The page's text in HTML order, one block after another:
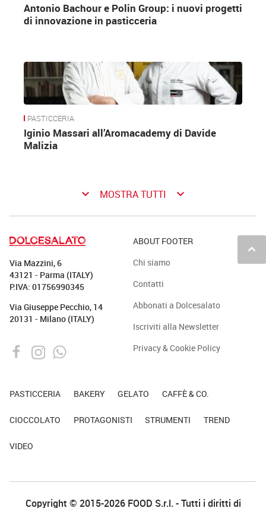
Antonio Bachour e Polin Group: i nuovi progetti
di innovazione in pasticceria
PASTICCERIA
Iginio Massari all’Aromacademy di Davide
Malizia
keyboard_arrow_down MOSTRA TUTTI keyboard_arrow_down
keyboard_arrow_up
Via Mazzini, 6
43121 - Parma (ITALY)
P.IVA: 01756990345
Via Giuseppe Pecchio, 14
20131 - Milano (ITALY)
ABOUT FOOTER
Chi siamo
Contatti
Abbonati a Dolcesalato
Iscriviti alla Newsletter
Privacy & Cookie Policy
PASTICCERIA BAKERY GELATO CAFFÈ & CO.
CIOCCOLATO PROTAGONISTI STRUMENTI TREND
VIDEO
Copyright © 2015-2026 FOOD S.r.l. - Tutti i diritti di